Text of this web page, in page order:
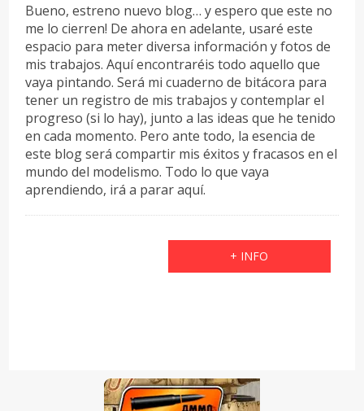
Bueno, estreno nuevo blog… y espero que este no
me lo cierren! De ahora en adelante, usaré este
espacio para meter diversa información y fotos de
mis trabajos. Aquí encontraréis todo aquello que
vaya pintando. Será mi cuaderno de bitácora para
tener un registro de mis trabajos y contemplar el
progreso (si lo hay), junto a las ideas que he tenido
en cada momento. Pero ante todo, la esencia de
este blog será compartir mis éxitos y fracasos en el
mundo del modelismo. Todo lo que vaya
aprendiendo, irá a parar aquí.
+ INFO